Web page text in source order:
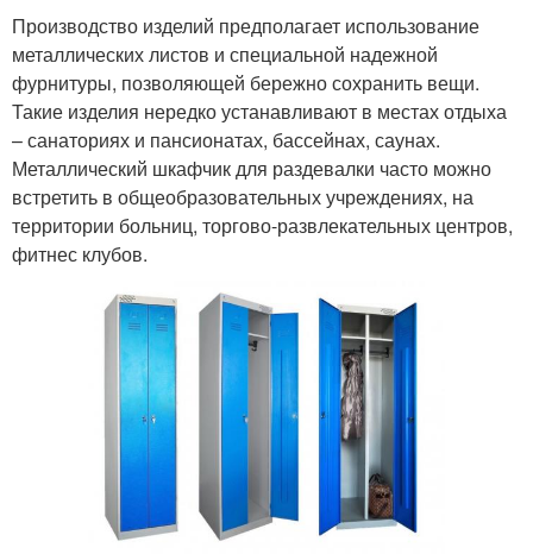
Производство изделий предполагает использование
металлических листов и специальной надежной
фурнитуры, позволяющей бережно сохранить вещи.
Такие изделия нередко устанавливают в местах отдыха
– санаториях и пансионатах, бассейнах, саунах.
Металлический шкафчик для раздевалки часто можно
встретить в общеобразовательных учреждениях, на
территории больниц, торгово-развлекательных центров,
фитнес клубов.